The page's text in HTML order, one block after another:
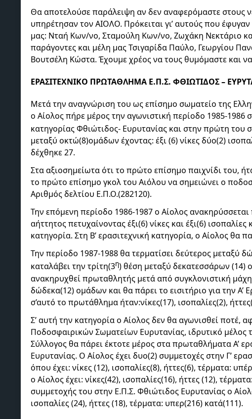
Θα αποτελούσε παράλειψη αν δεν αναφερόμαστε στους
υπηρέτησαν τον ΑΙΟΛΟ. Πρόκειται γι’ αυτούς που
μας: Νταή Κων/νο, Σταμούλη Κων/νο, Ζωχάκη Νεκτάριο
παράγοντες και μέλη μας Τσιγαρίδα Παύλο, Γεωργίου
Βουτσέλη Κώστα. Έχουμε χρέος να τους θυμόμαστε και
ΕΡΑΣΙΤΕΧΝΙΚΟ ΠΡΩΤΑΘΛΗΜΑ Ε.Π.Σ. ΦΘΙΩΤΙΔΟΣ –
Μετά την αναγνώριση του ως επίσημο σωματείο της
ο Αίολος πήρε μέρος την αγωνιστική περίοδο 1985-1986
κατηγορίας Φθιώτιδος- Ευρυτανίας και στην πρώτη του
μεταξύ οκτώ(8)ομάδων έχοντας: έξι (6) νίκες δύο(2)
δέχθηκε 27.
Στα αξιοσημείωτα ότι το πρώτο επίσημο παιχνίδι του,
το πρώτο επίσημο γκολ του Αιόλου να σημειώνει ο
Αριθμός δελτίου Ε.Π.Ο.(282120).
Την επόμενη περίοδο 1986-1987 ο Αίολος
αήττητος πετυχαίνοντας έξι(6) νίκες και έξι(6) ισοπαλίες
κατηγορία. Στη Β’ ερασιτεχνική κατηγορία, ο Αίολος θα
Την περίοδο 1987-1988 θα τερματίσει δεύτερος μεταξύ
καταλάβει την τρίτη(3η) θέση μεταξύ δεκατεσσάρων (14)
ανακηρυχθεί πρωταθλητής μετά από συγκλονιστική
δώδεκα(12) ομάδων και θα πάρει το εισιτήριο για την Α’
σ’αυτό το πρωτάθλημα ήταν:νίκες(17), ισοπαλίες(2),
Σ’ αυτή την κατηγορία ο Αίολος δεν θα αγωνισθεί ποτέ,
Ποδοσφαιρικών Σωματείων Ευρυτανίας, ιδρυτικό μέλος
Σύλλογος θα πάρει έκτοτε μέρος στα πρωταθλήματα Α’
Ευρυτανίας. Ο Αίολος έχει δυο(2) συμμετοχές στην Γ’
όπου έχει: νίκες (12), ισοπαλίες(8), ήττες(6), τέρματα:
ο Αίολος έχει: νίκες(42), ισοπαλίες(16), ήττες (12),
συμμετοχής του στην Ε.Π.Σ. Φθιώτιδος Ευρυτανίας ο
ισοπαλίες (24), ήττες (18), τέρματα: υπερ(216) κατά(111).